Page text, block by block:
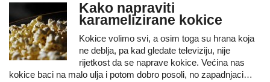
Kako napraviti
karamelizirane kokice
Kokice volimo svi, a osim toga su hrana koja
ne deblja, pa kad gledate televiziju, nije
rijetkost da se naprave kokice. Većina nas
kokice baci na malo ulja i potom dobro posoli, no zapadnjaci…